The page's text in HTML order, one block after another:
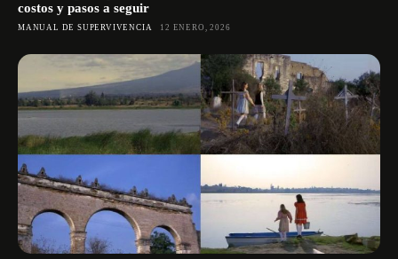
costos y pasos a seguir
MANUAL DE SUPERVIVENCIA 12 ENERO, 2026